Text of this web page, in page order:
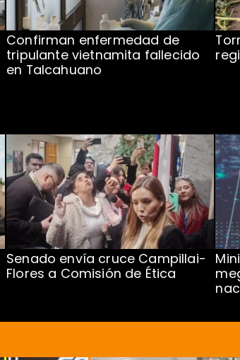
Confirman enfermedad de
tripulante vietnamita fallecido
en Talcahuano
Senado envía cruce Campillai-
Flores a Comisión de Ética